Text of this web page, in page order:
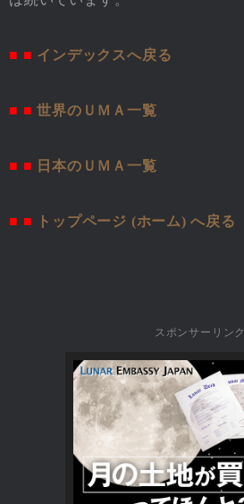
■ ■ インデックスへ戻る
■ ■ 世界のＵＭＡ一覧
■ ■ 日本のＵＭＡ一覧
■ ■ トップページ (ホーム) へ戻る
スポンサーリンク